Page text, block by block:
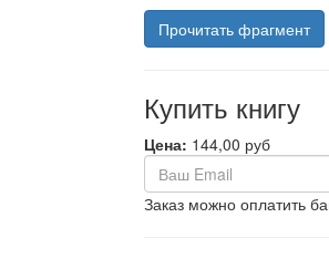
Прочитать фрагмент
Купить книгу
Цена: 144,00 руб
Заказ можно оплатить